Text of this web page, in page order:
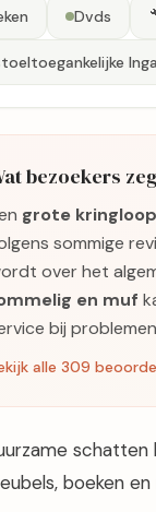
Dvds
bezoekers
grote
sommige
over het
en muf
bij
alle 309
schatten
boeken